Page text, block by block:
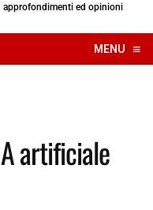
approfondimenti ed opinioni
MENU ≡
☰
artificiale